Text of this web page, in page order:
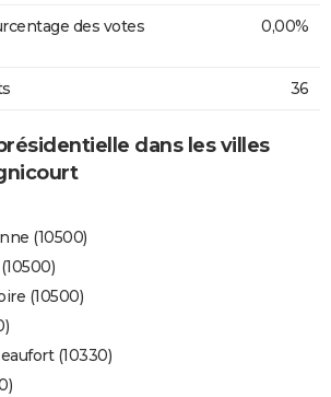
des votes
0,00%
36
dans les villes
(10500)
(10500)
(10330)